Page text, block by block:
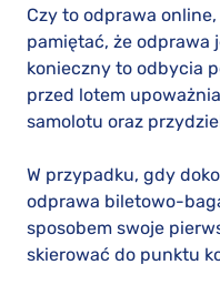
Czy to odprawa
pamiętać, że odprawa
konieczny to odbycia
przed lotem
samolotu oraz
W przypadku, gdy
odprawa biletowo-
sposobem swoje
skierować do punktu